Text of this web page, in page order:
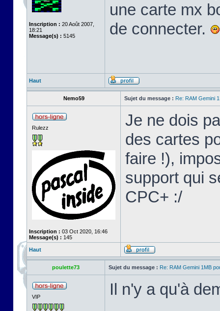
Inscription : 20 Août 2007,
18:21
Message(s) : 5145
une carte mx
de connecter.
Haut
Nemo59 Sujet du message : Re: RAM Gemini
Rulezz
Inscription : 03 Oct 2020, 16:46
Message(s) : 145
Je ne dois
des cartes
faire !),
support qui
CPC+ :/
Haut
poulette73 Sujet du message : Re: RAM Gemini 1MB
VIP Il n'y a qu'à